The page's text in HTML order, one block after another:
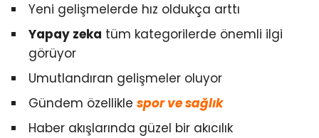
Yeni gelişmelerde hız oldukça arttı
Yapay zeka tüm kategorilerde önemli ilgi
görüyor
Umutlandıran gelişmeler oluyor
Gündem özellikle spor ve sağlık
Haber akışlarında güzel bir akıcılık